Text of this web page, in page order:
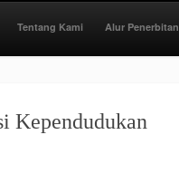
Tentang Kami Alur Penerbitan
Kependudukan